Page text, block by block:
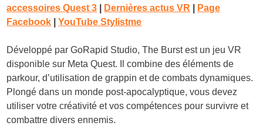
accessoires Quest 3
Dernières actus VR
Page
Facebook
YouTube Stylistme
Développé par GoRapid Studio, The Burst est un jeu VR
disponible sur Meta Quest. Il combine des éléments de
parkour, d’utilisation de grappin et de combats dynamiques.
Plongé dans un monde post-apocalyptique, vous devez
utiliser votre créativité et vos compétences pour survivre et
combattre divers ennemis.